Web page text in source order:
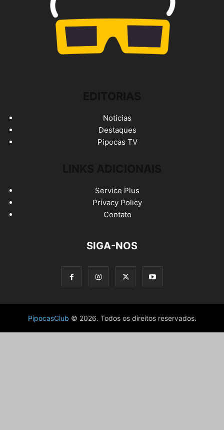
Noticias
Destaques
Pipocas TV
Service Plus
Privacy Policy
Contato
SIGA-NOS
PipocasClub © 2026. Todos os direitos reservados.